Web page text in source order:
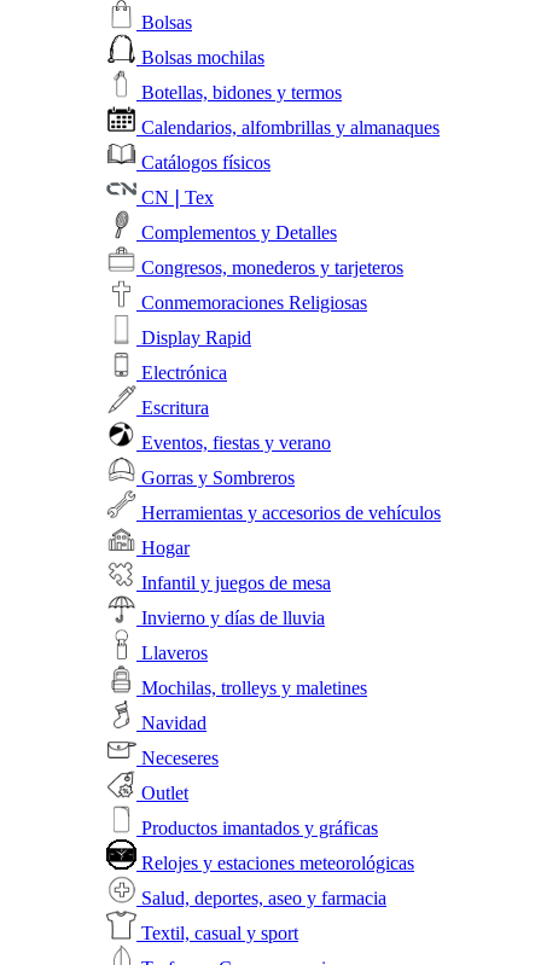
Bolsas
Bolsas mochilas
Botellas, bidones y termos
Calendarios, alfombrillas y almanaques
Catálogos físicos
CN❘Tex
Complementos y Detalles
Congresos, monederos y tarjeteros
Conmemoraciones Religiosas
Display Rapid
Electrónica
Escritura
Eventos, fiestas y verano
Gorras y Sombreros
Herramientas y accesorios de vehículos
Hogar
Infantil y juegos de mesa
Invierno y días de lluvia
Llaveros
Mochilas, trolleys y maletines
Navidad
Neceseres
Outlet
Productos imantados y gráficas
Relojes y estaciones meteorológicas
Salud, deportes, aseo y farmacia
Textil, casual y sport